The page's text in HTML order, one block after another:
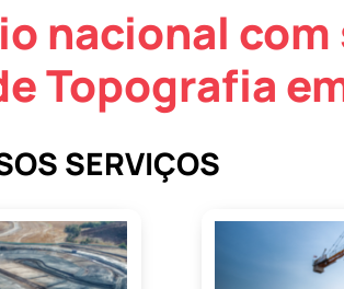
nacional
Topografia
SERVIÇOS